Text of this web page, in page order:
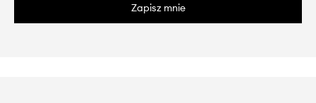
Zapisz mnie